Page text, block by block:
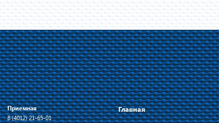
Приемная
8 (4012) 21-65-01
Главная